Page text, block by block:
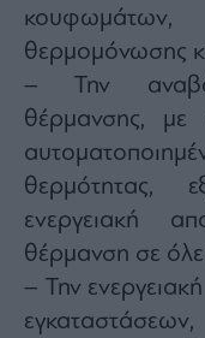
This
site
is
protected
reCAPTCHA
the
Google
Policy
and
Terms
Service
apply.
θερμομόνωσης
– Την
θέρμανσης, με
θερμότητας,
ενεργειακή
θέρμανση σε
– Την